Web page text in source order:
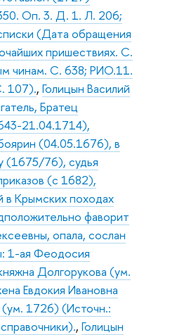
Оп. 3. Д. 1. Л. 206;
(Дата обращения
пришествиях. С.
чинам. С. 638; РИО.11.
107)., Голицын Василий
Братец
21.04.1714),
(04.05.1676), в
(1675/76), судья
(с 1682),
в Крымских походах
фаворит
опала, сослан
1-ая Феодосия
Долгорукова (ум.
Евдокия Ивановна
1726) (Источн.:
, Голицын